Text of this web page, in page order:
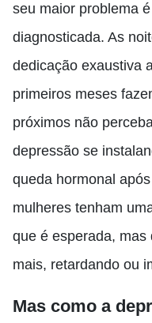
seu maior problema
diagnosticada. As
dedicação exaustiva
primeiros meses
próximos não
depressão se
queda hormonal
mulheres tenham
que é esperada,
mais, retardando ou
Mas como a